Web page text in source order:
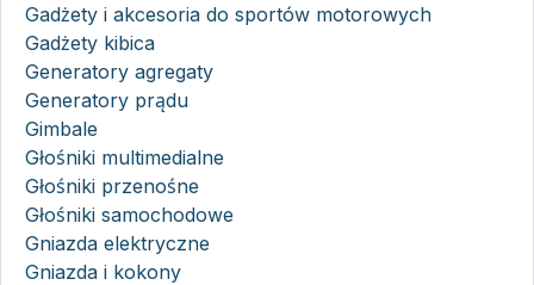
Gadżety i akcesoria do sportów motorowych
Gadżety kibica
Generatory agregaty
Generatory prądu
Gimbale
Głośniki multimedialne
Głośniki przenośne
Głośniki samochodowe
Gniazda elektryczne
Gniazda i kokony